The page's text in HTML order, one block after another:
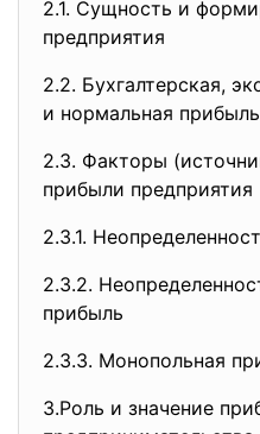
2.1. Сущность и
предприятия
2.2. Бухгалтерская,
и нормальная прибыль
2.3. Факторы
прибыли предприятия
2.3.1.
2.3.2.
прибыль
2.3.3. Монопольная
3.Роль и значение